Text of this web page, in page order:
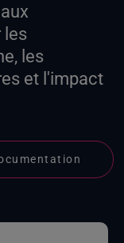
les
les
et l'impact